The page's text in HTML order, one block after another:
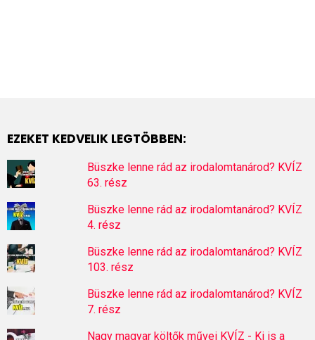
EZEKET KEDVELIK LEGTÖBBEN:
Büszke lenne rád az irodalomtanárod? KVÍZ
63. rész
Büszke lenne rád az irodalomtanárod? KVÍZ
4. rész
Büszke lenne rád az irodalomtanárod? KVÍZ
103. rész
Büszke lenne rád az irodalomtanárod? KVÍZ
7. rész
Nagy magyar költők művei KVÍZ - Ki is a